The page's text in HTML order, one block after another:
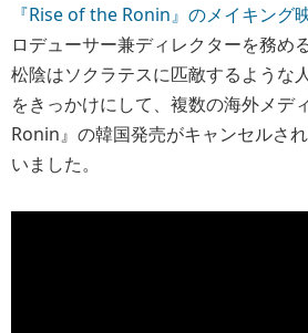
『Rise of the Ronin』のメイキング
ロデューサー兼ディレクターを務め
松陰はソクラテスに匹敵するような
をきっかけにして、複数の海外メデ
Ronin』の韓国発売がキャンセルさ
いました。